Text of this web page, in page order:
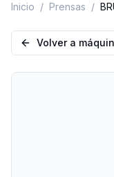
Inicio / Prensas /
Volver a